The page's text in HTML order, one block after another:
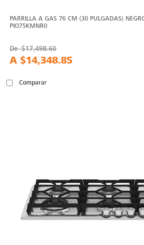
PARRILLA A GAS 76 CM (30 PULGADAS)
PIO75KMNR0
De$17,498.60
A $14,348.85
Comparar